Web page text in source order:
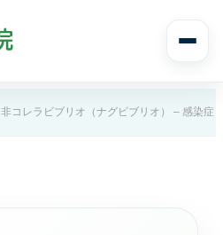
非コレラビブリオ（ナグビブリオ） – 感染症